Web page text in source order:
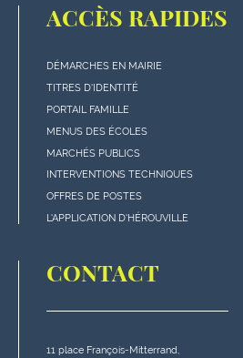
ACCÈS RAPIDES
Menu
"Accès
rapides"
en
bas
de
page
DÉMARCHES EN MAIRIE
TITRES D'IDENTITÉ
PORTAIL FAMILLE
MENUS DES ÉCOLES
MARCHÉS PUBLICS
INTERVENTIONS TECHNIQUES
OFFRES DE POSTES
L'APPLICATION D'HÉROUVILLE
CONTACT
11 place François-Mitterrand,